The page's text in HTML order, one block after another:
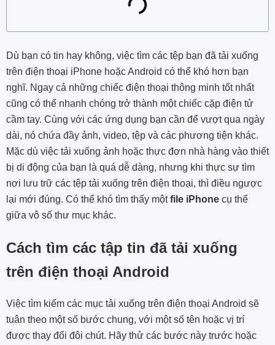
Dù bạn có tin hay không, việc tìm các tệp bạn đã tải xuống
trên điện thoại iPhone hoặc Android có thể khó hơn bạn
nghĩ. Ngay cả những chiếc điện thoại thông minh tốt nhất
cũng có thể nhanh chóng trở thành một chiếc cặp điện tử
cầm tay. Cùng với các ứng dụng bạn cần để vượt qua ngày
dài, nó chứa đầy ảnh, video, tệp và các phương tiện khác.
Mặc dù việc tải xuống ảnh hoặc thực đơn nhà hàng vào thiết
bị di động của bạn là quá dễ dàng, nhưng khi thực sự tìm
nơi lưu trữ các tệp tải xuống trên điện thoại, thì điều ngược
lại mới đúng. Có thể khó tìm thấy mộtfile iPhone cụ thể
giữa vô số thư mục khác.
Cách tìm các tập tin đã tải xuống
trên điện thoại Android
Việc tìm kiếm các mục tải xuống trên điện thoại Android sẽ
tuân theo một số bước chung, với một số tên hoặc vị trí
được thay đổi đôi chút. Hãy thử các bước này trước hoặc